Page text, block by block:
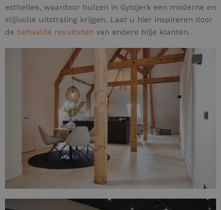
esthetiek, waardoor huizen in Gytsjerk een moderne en
stijlvolle uitstraling krijgen. Laat u hier inspireren door
de behaalde resultaten van andere blije klanten.